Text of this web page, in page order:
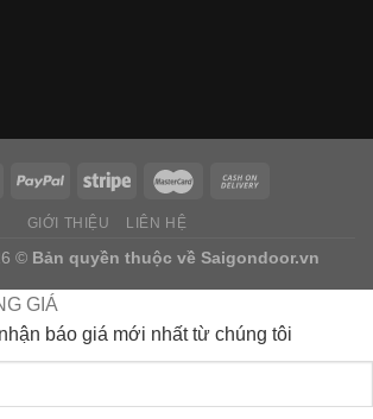
GIỚI THIỆU LIÊN HỆ
© Bản quyền thuộc về Saigondoor.vn
GIÁ
báo giá mới nhất từ chúng tôi